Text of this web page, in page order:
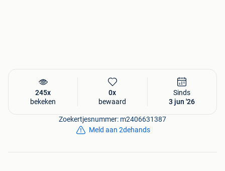
245x
bekeken
0x
bewaard
Sinds
3 jun '26
Zoekertjesnummer: m2406631387
Meld aan 2dehands